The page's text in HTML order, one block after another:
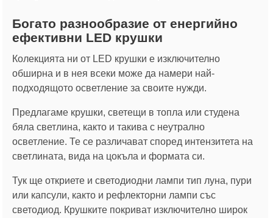
Богато разнообразие от енергийно
ефективни LED крушки
Колекцията ни от LED крушки е изключително
обширна и в нея всеки може да намери най-
подходящото осветление за своите нужди.
Предлагаме крушки, светещи в топла или студена
бяла светлина, както и такива с неутрално
осветление. Те се различават според интензитета на
светлината, вида на цокъла и формата си.
Тук ще откриете и светодиодни лампи тип луна, пури
или капсули, както и рефлекторни лампи със
светодиод. Крушките покриват изключително широк